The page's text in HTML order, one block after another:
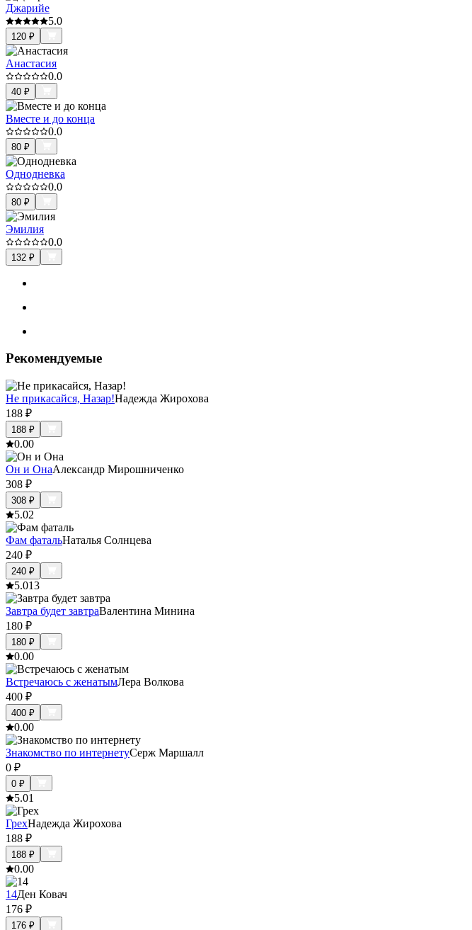
Джарийе
5.0
120 ₽
Анастасия
0.0
40 ₽
Вместе и до конца
0.0
80 ₽
Однодневка
0.0
80 ₽
Эмилия
0.0
132 ₽
Рекомендуемые
Не прикасайся, Назар!Надежда Жирохова
188 ₽
188 ₽
0.00
Он и ОнаАлександр Мирошниченко
308 ₽
308 ₽
5.02
Фам фатальНаталья Солнцева
240 ₽
240 ₽
5.013
Завтра будет завтраВалентина Минина
180 ₽
180 ₽
0.00
Встречаюсь с женатымЛера Волкова
400 ₽
400 ₽
0.00
Знакомство по интернетуСерж Маршалл
0 ₽
0 ₽
5.01
ГрехНадежда Жирохова
188 ₽
188 ₽
0.00
14Ден Ковач
176 ₽
176 ₽